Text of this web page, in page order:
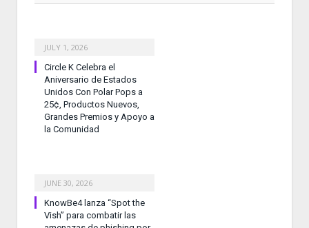
JULY 1, 2026
Circle K Celebra el
Aniversario de Estados
Unidos Con Polar Pops a
25¢, Productos Nuevos,
Grandes Premios y Apoyo a
la Comunidad
JUNE 30, 2026
KnowBe4 lanza “Spot the
Vish” para combatir las